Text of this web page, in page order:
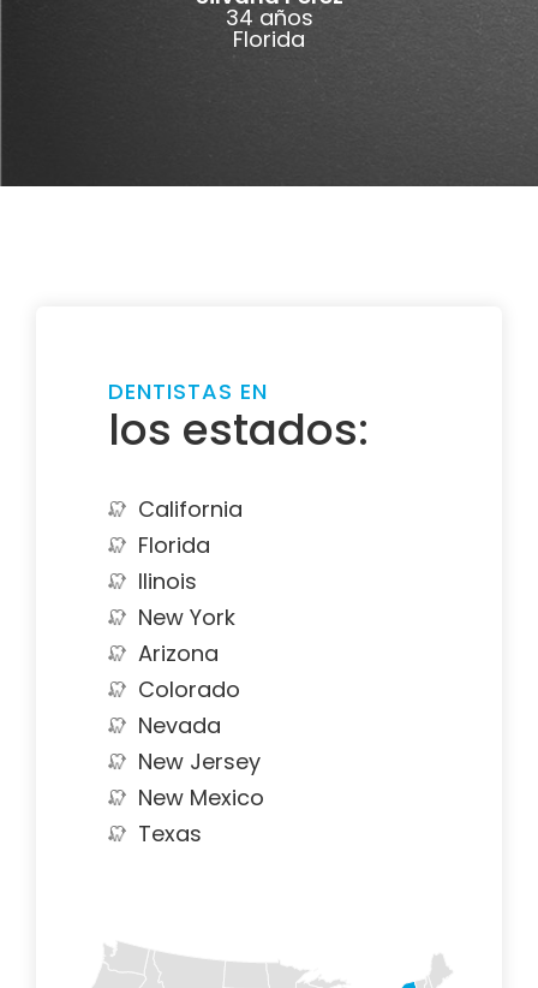
34 años
Florida
DENTISTAS EN
los estados:
California
Florida
Ilinois
New York
Arizona
Colorado
Nevada
New Jersey
New Mexico
Texas